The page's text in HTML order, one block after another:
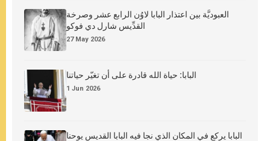
العبوديَّة بين اعتذار البابا لاوُن الرابع عشر وصرخة
القدِّيس شارل دي فوكو
27 May 2026
البابا: حياة الله قادرة على أن تغيّر حياتنا
1 Jun 2026
البابا يركع في المكان الذي نجا فيه البابا القديس يوحنا